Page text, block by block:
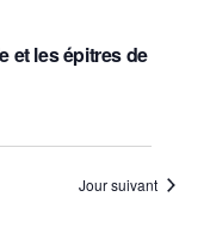
vues
Évènements
et les épitres de
Jour suivant